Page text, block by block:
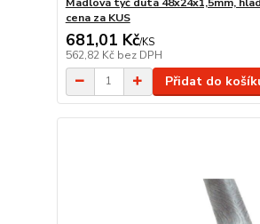
cena za KUS
681,01 Kč/KS
562,82 Kč bez DPH
Přidat do